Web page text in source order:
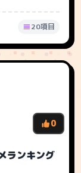
20項目
0
ランキング